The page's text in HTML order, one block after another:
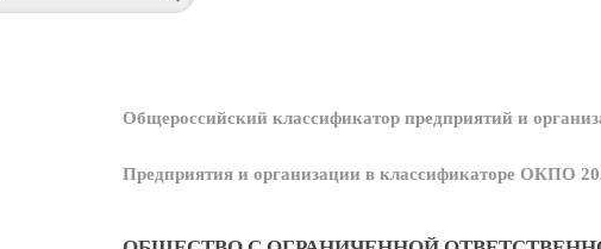
Общероссийский классификатор предприятий и
Предприятия и организации в классификаторе ОКПО